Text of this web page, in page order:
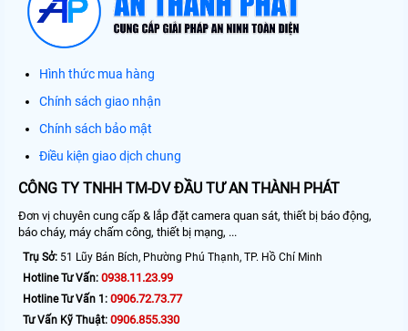
Hình thức mua hàng
Chính sách giao nhận
Chính sách bảo mật
Điều kiện giao dịch chung
CÔNG TY TNHH TM-DV ĐẦU TƯ AN THÀNH PHÁT
Đơn vị chuyên cung cấp & lắp đặt camera quan sát, thiết bị báo động,
báo cháy, máy chấm công, thiết bị mạng, ...
Trụ Sở: 51 Lũy Bán Bích, Phường Phú Thạnh, TP. Hồ Chí Minh
Hotline Tư Vấn: 0938.11.23.99
Hotline Tư Vấn 1: 0906.72.73.77
Tư Vấn Kỹ Thuật: 0906.855.330